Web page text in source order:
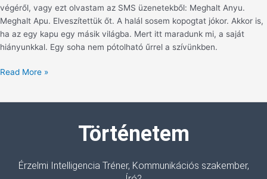
végéről, vagy ezt olvastam az SMS üzenetekből: Meghalt Anyu.
Meghalt Apu. Elveszítettük őt. A halál sosem kopogtat jókor. Akkor is,
ha az egy kapu egy másik világba. Mert itt maradunk mi, a saját
hiányunkkal. Egy soha nem pótolható űrrel a szívünkben.
Read More »
Történetem
Érzelmi Intelligencia Tréner, Kommunikációs szakember,